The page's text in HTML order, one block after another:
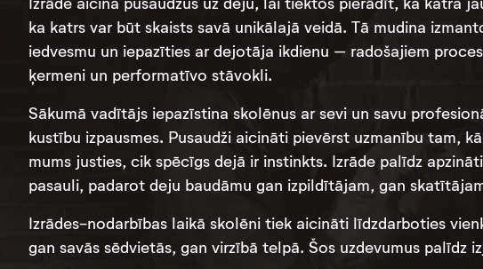
ka katrs var būt skaists savā unikālajā veidā. Tā mudina
iedvesmu un iepazīties ar dejotāja ikdienu – radošajiem
ķermeni un performatīvo stāvokli.
Sākumā vadītājs iepazīstina skolēnus ar sevi un savu
kustību izpausmes. Pusaudži aicināti pievērst uzmanību tam,
mums justies, cik spēcīgs dejā ir instinkts. Izrāde palīdz
pasauli, padarot deju baudāmu gan izpildītājam, gan
Izrādes-nodarbības laikā skolēni tiek aicināti līdzdarboties
gan savās sēdvietās, gan virzībā telpā. Šos uzdevumus palīdz